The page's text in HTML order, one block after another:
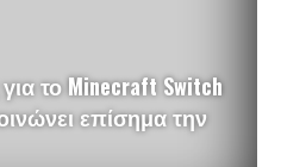
το Minecraft Switch
επίσημα την